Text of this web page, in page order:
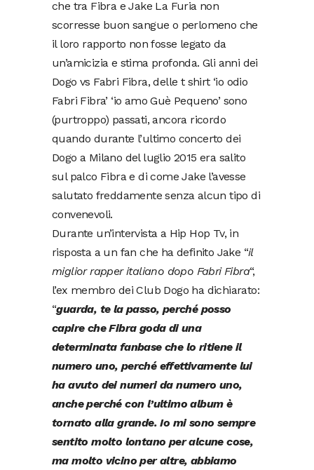
che tra Fibra e Jake La Furia non
scorresse buon sangue o perlomeno che
il loro rapporto non fosse legato da
un’amicizia e stima profonda. Gli anni dei
Dogo vs Fabri Fibra, delle t shirt ‘io odio
Fabri Fibra’ ‘io amo Guè Pequeno’ sono
(purtroppo) passati, ancora ricordo
quando durante l’ultimo concerto dei
Dogo a Milano del luglio 2015 era salito
sul palco Fibra e di come Jake l’avesse
salutato freddamente senza alcun tipo di
convenevoli.
Durante un’intervista a Hip Hop Tv, in
risposta a un fan che ha definito Jake “il
miglior rapper italiano dopo Fabri Fibra“,
l’ex membro dei Club Dogo ha dichiarato:
“guarda, te la passo, perché posso
capire che Fibra goda di una
determinata fanbase che lo ritiene il
numero uno, perché effettivamente lui
ha avuto dei numeri da numero uno,
anche perché con l’ultimo album è
tornato alla grande. Io mi sono sempre
sentito molto lontano per alcune cose,
ma molto vicino per altre, abbiamo